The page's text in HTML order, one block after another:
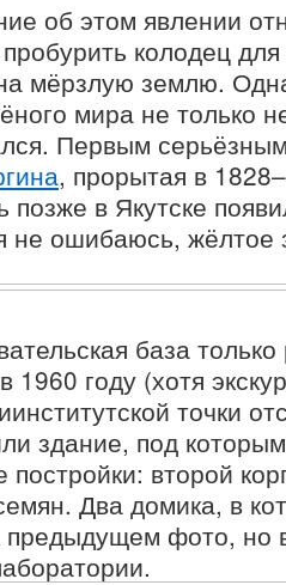
об этом явлении
пробурить колодец
мёрзлую землю.
мира не только
Первым
, прорытая в
позже в Якутске
не ошибаюсь, жёлтое
база
1960 году (хотя
точки
здание, под
постройки: второй
Два домика, в
предыдущем фото, но